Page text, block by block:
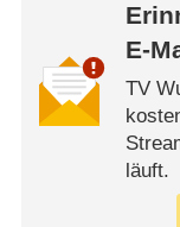
E-
TV
läuft.